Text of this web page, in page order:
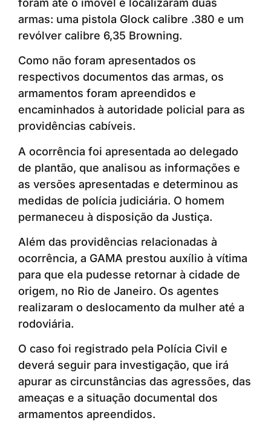
foram até o imóvel e localizaram duas
armas: uma pistola Glock calibre .380 e um
revólver calibre 6,35 Browning.
Como não foram apresentados os
respectivos documentos das armas, os
armamentos foram apreendidos e
encaminhados à autoridade policial para as
providências cabíveis.
A ocorrência foi apresentada ao delegado
de plantão, que analisou as informações e
as versões apresentadas e determinou as
medidas de polícia judiciária. O homem
permaneceu à disposição da Justiça.
Além das providências relacionadas à
ocorrência, a GAMA prestou auxílio à vítima
para que ela pudesse retornar à cidade de
origem, no Rio de Janeiro. Os agentes
realizaram o deslocamento da mulher até a
rodoviária.
O caso foi registrado pela Polícia Civil e
deverá seguir para investigação, que irá
apurar as circunstâncias das agressões, das
ameaças e a situação documental dos
armamentos apreendidos.